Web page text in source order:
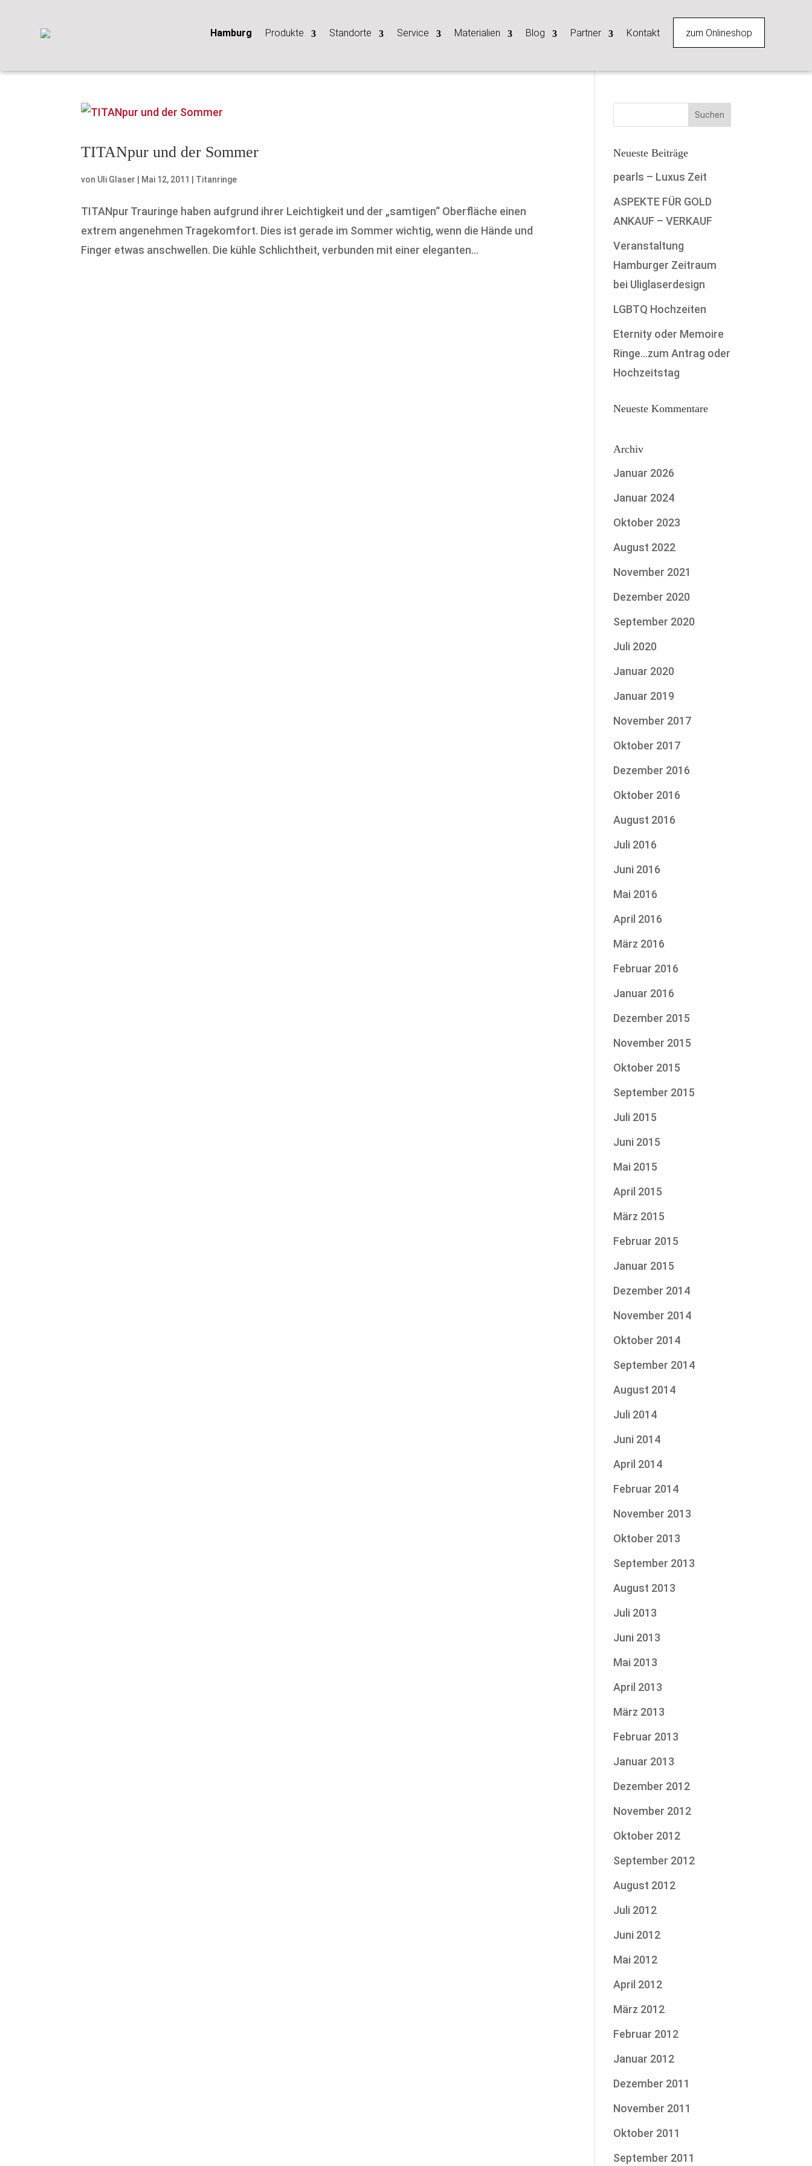
Hamburg Produkte Standorte Service Materialien Blog Partner Kontakt zum Onlineshop
TITANpur und der Sommer
von Uli Glaser Mai 12, 2011 Titanringe
TITANpur Trauringe haben aufgrund ihrer Leichtigkeit und der „samtigen“ Oberfläche einen
extrem angenehmen Tragekomfort. Dies ist gerade im Sommer wichtig, wenn die Hände und
Finger etwas anschwellen. Die kühle Schlichtheit, verbunden mit einer eleganten...
Neueste Beiträge
pearls – Luxus Zeit
ASPEKTE FÜR GOLD
ANKAUF – VERKAUF
Veranstaltung
Hamburger Zeitraum
bei Uliglaserdesign
LGBTQ Hochzeiten
Eternity oder Memoire
Ringe…zum Antrag oder
Hochzeitstag
Neueste Kommentare
Archiv
Januar 2026
Januar 2024
Oktober 2023
August 2022
November 2021
Dezember 2020
September 2020
Juli 2020
Januar 2020
Januar 2019
November 2017
Oktober 2017
Dezember 2016
Oktober 2016
August 2016
Juli 2016
Juni 2016
Mai 2016
April 2016
März 2016
Februar 2016
Januar 2016
Dezember 2015
November 2015
Oktober 2015
September 2015
Juli 2015
Juni 2015
Mai 2015
April 2015
März 2015
Februar 2015
Januar 2015
Dezember 2014
November 2014
Oktober 2014
September 2014
August 2014
Juli 2014
Juni 2014
April 2014
Februar 2014
November 2013
Oktober 2013
September 2013
August 2013
Juli 2013
Juni 2013
Mai 2013
April 2013
März 2013
Februar 2013
Januar 2013
Dezember 2012
November 2012
Oktober 2012
September 2012
August 2012
Juli 2012
Juni 2012
Mai 2012
April 2012
März 2012
Februar 2012
Januar 2012
Dezember 2011
November 2011
Oktober 2011
September 2011